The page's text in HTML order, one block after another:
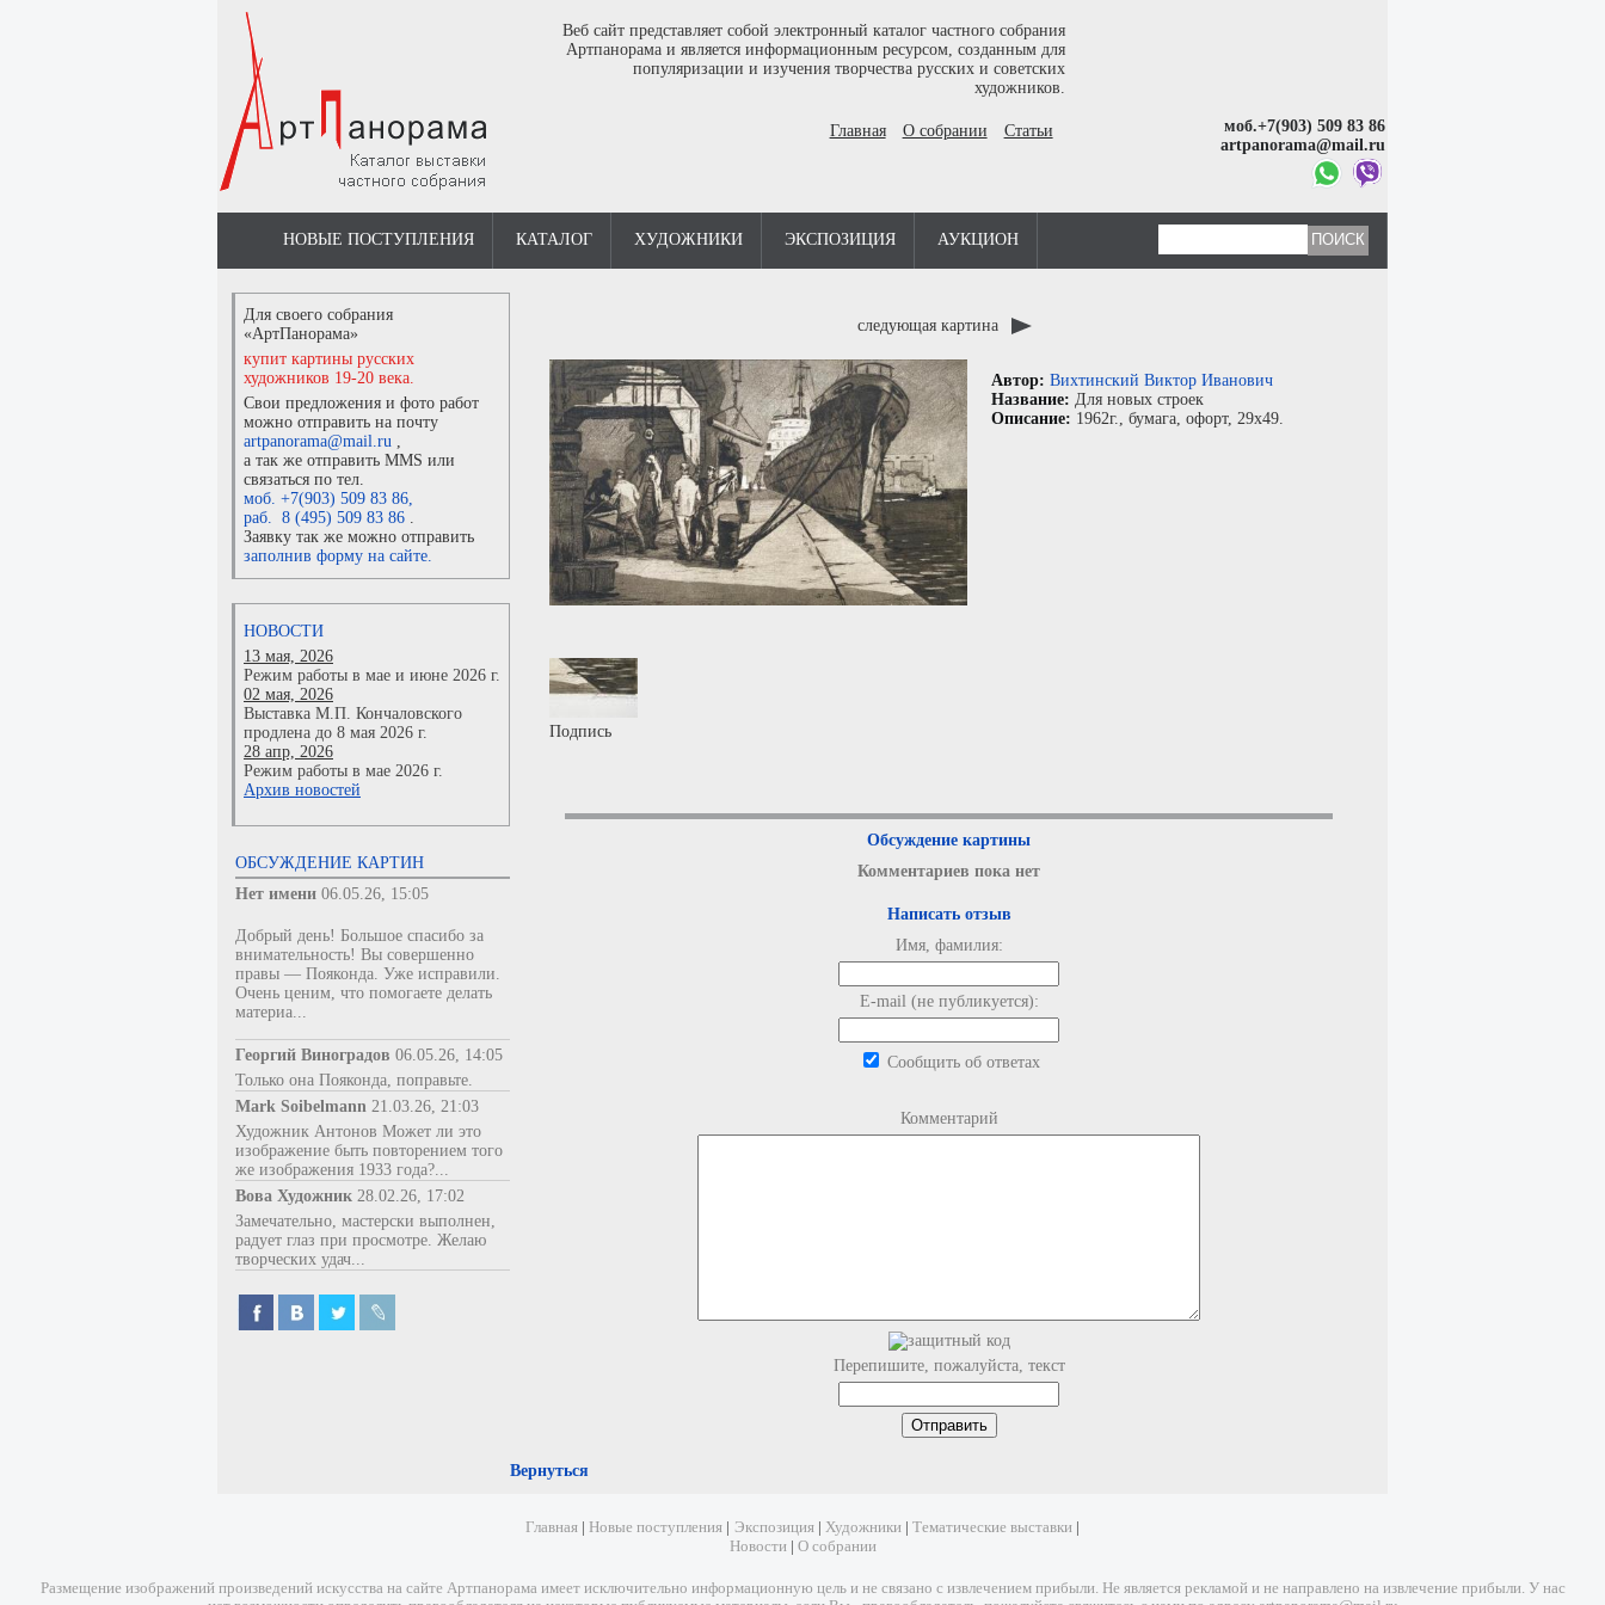
Веб сайт представляет собой электронный каталог частного собрания
Артпанорама и является информационным ресурсом, созданным для
популяризации и изучения творчества русских и советских
художников.
Главная О собрании Статьи
моб.+7(903) 509 83 86
artpanorama@mail.ru
НОВЫЕ ПОСТУПЛЕНИЯ КАТАЛОГ ХУДОЖНИКИ ЭКСПОЗИЦИЯ АУКЦИОН
Для своего собрания
«АртПанорама»
купит картины русских
художников 19-20 века.
Свои предложения и фото работ
можно отправить на почту
artpanorama@mail.ru ,
а так же отправить MMS или
связаться по тел.
моб. +7(903) 509 83 86,
раб. 8 (495) 509 83 86 .
Заявку так же можно отправить
заполнив форму на сайте.
НОВОСТИ
13 мая, 2026
Режим работы в мае и июне 2026 г.
02 мая, 2026
Выставка М.П. Кончаловского
продлена до 8 мая 2026 г.
28 апр, 2026
Режим работы в мае 2026 г.
Архив новостей
ОБСУЖДЕНИЕ КАРТИН
Нет имени 06.05.26, 15:05
Добрый день! Большое спасибо за
внимательность! Вы совершенно
правы — Пояконда. Уже исправили.
Очень ценим, что помогаете делать
материа...
Георгий Виноградов 06.05.26, 14:05
Только она Пояконда, поправьте.
Mark Soibelmann 21.03.26, 21:03
Художник Антонов Может ли это
изображение быть повторением того
же изображения 1933 года?...
Вова Художник 28.02.26, 17:02
Замечательно, мастерски выполнен,
радует глаз при просмотре. Желаю
творческих удач...
следующая картина
Автор: Вихтинский Виктор Иванович
Название: Для новых строек
Описание: 1962г., бумага, офорт, 29x49.
Подпись
Обсуждение картины
Комментариев пока нет
Написать отзыв
Имя, фамилия:
E-mail (не публикуется):
Сообщить об ответах
Комментарий
Перепишите, пожалуйста, текст
Вернуться
Главная Новые поступления Экспозиция Художники Тематические выставки
Новости| О собрании
Размещение изображений произведений искусства на сайте Артпанорама имеет исключительно информационную цель и не связано с извлечением прибыли. Не является рекламой и не направлено на извлечение прибыли. У нас